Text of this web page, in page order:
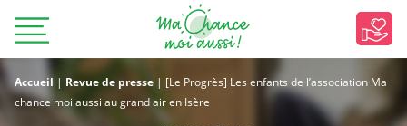
Accueil | Revue de presse | [Le Progrès] Les enfants de l’association Ma
chance moi aussi au grand air en Isère